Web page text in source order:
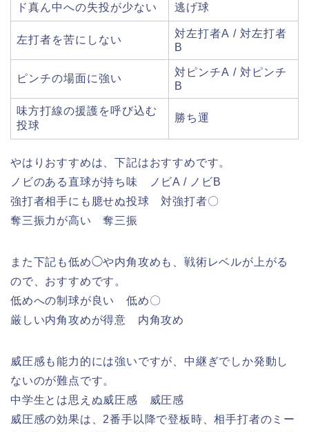
ド真ん中への失投が少ない 逃げ球
左打者を苦にしない
対左打者A / 対左打者
B
ピンチの場面に強い
対ピンチA / 対ピンチ
B
味方打線の援護を呼び込む
投球
勝ち運
やはりおすすめは、下記はおすすめです。
ノビのある直球が持ち味 ノビA / ノビB
強打者相手にも臆せぬ投球 対強打者〇
奪三振力が高い 奪三振
また下記も低め◯や内角攻めも、戦術レベルが上がる
ので、おすすめです。
低めへの制球が良い 低め〇
厳しい内角攻めが得意 内角攻め
威圧感も能力的には強いですが、中継ぎでしか発動し
ないのが難点です。
中学生とは思えぬ威圧感 威圧感
威圧感の効果は、2番手以降で登板時、相手打者のミー